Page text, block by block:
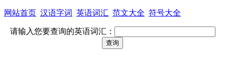
网站首页 汉语字词 英语词汇 范文大全 符号大全
请输入您要查询的英语词汇：